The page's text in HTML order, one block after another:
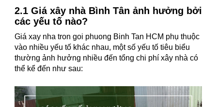
2.1 Giá xây nhà Bình Tân ảnh hưởng bởi
các yếu tố nào?
Giá xay nha tron goi phuong Binh Tan HCM phụ thuộc
vào nhiều yếu tố khác nhau, một số yếu tố tiêu biểu
thường ảnh hưởng nhiều đến tổng chi phí xây nhà có
thể kể đến như sau: